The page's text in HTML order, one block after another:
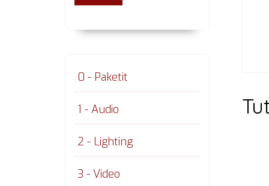
0 - Paketit
1 - Audio
2 - Lighting
3 - Video